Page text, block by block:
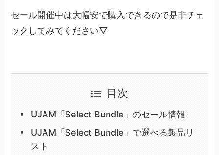
セール開催中は大幅安で購入できるので是非チェ
ックしてみてください▽
目次
UJAM「Select Bundle」のセール情報
UJAM「Select Bundle」で選べる製品リ
スト